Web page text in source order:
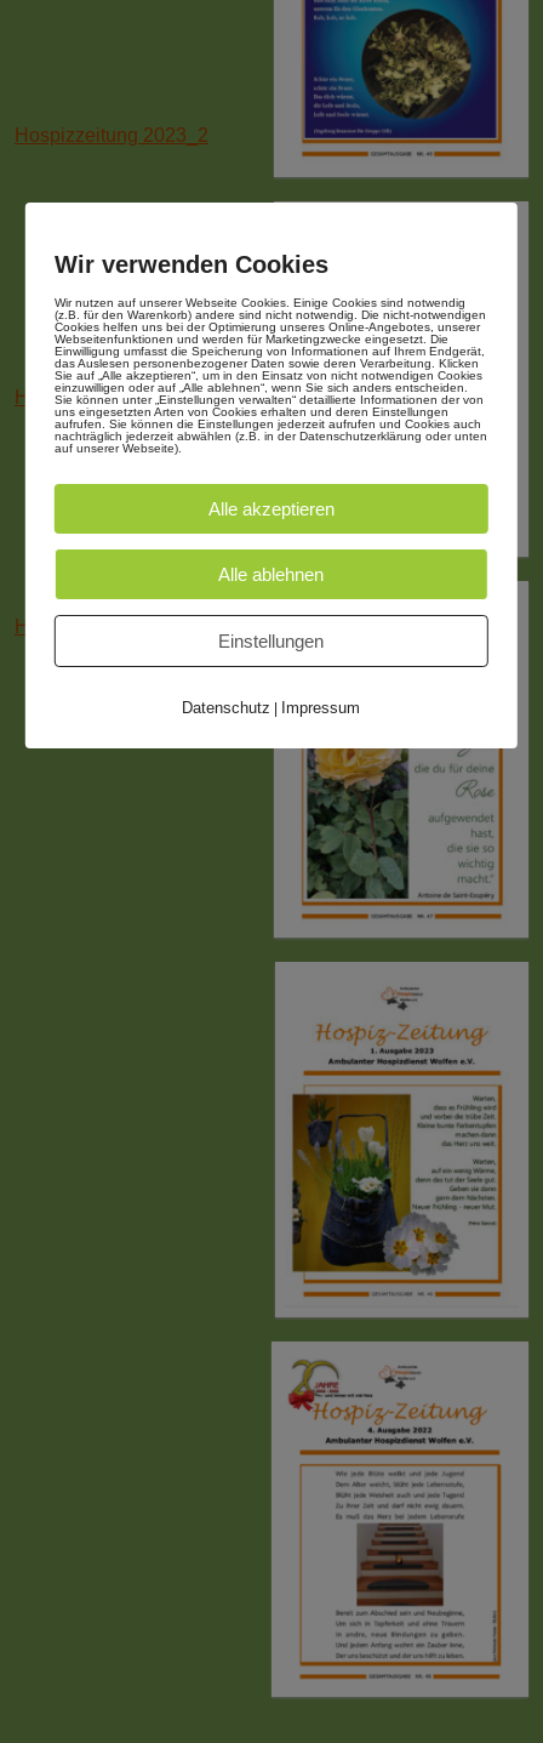
Hospizzeitung 2023_2
Hospizzeitung 2023_1
Hospiz-Zeitung 2022-04
Wir verwenden Cookies
Wir nutzen auf unserer Webseite Cookies. Einige Cookies sind notwendig
(z.B. für den Warenkorb) andere sind nicht notwendig. Die nicht-notwendigen
Cookies helfen uns bei der Optimierung unseres Online-Angebotes, unserer
Webseitenfunktionen und werden für Marketingzwecke eingesetzt. Die
Einwilligung umfasst die Speicherung von Informationen auf Ihrem Endgerät,
das Auslesen personenbezogener Daten sowie deren Verarbeitung. Klicken
Sie auf „Alle akzeptieren“, um in den Einsatz von nicht notwendigen Cookies
einzuwilligen oder auf „Alle ablehnen“, wenn Sie sich anders entscheiden.
Sie können unter „Einstellungen verwalten“ detaillierte Informationen der von
uns eingesetzten Arten von Cookies erhalten und deren Einstellungen
aufrufen. Sie können die Einstellungen jederzeit aufrufen und Cookies auch
nachträglich jederzeit abwählen (z.B. in der Datenschutzerklärung oder unten
auf unserer Webseite).
Alle akzeptieren
Alle ablehnen
Einstellungen
Datenschutz Impressum